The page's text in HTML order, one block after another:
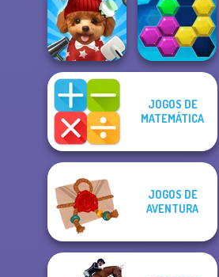
Pet Salon
Mahjong Sweet
Easter
Pet Salon 2
JOGOS DE
MATEMÁTICA
JOGOS DE
AVENTURA